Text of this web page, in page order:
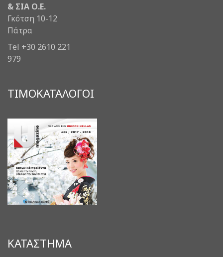
& ΣΙΑ Ο.Ε.
Γκότση 10-12
Πάτρα
Tel +30 2610 221
979
ΤΙΜΟΚΑΤΑΛΟΓΟΙ
ΚΑΤΑΣΤΗΜΑ